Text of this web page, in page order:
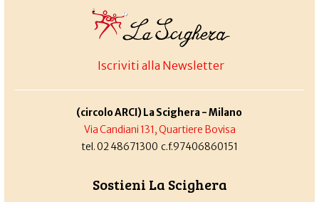
Iscriviti alla Newsletter
(circolo ARCI) La Scighera - Milano
Via Candiani 131, Quartiere Bovisa
tel. 02 48671300 c.f.97406860151
Sostieni La Scighera